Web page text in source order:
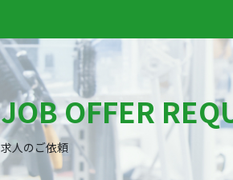
JOB OFFER
求人のご依頼